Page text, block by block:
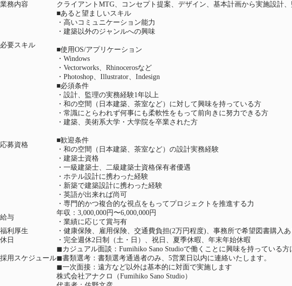
業務内容
クライアントMTG、コンセプト提案、デザイン、基本計画から実施設計
必要スキル
■あると望ましいスキル
・高いコミュニケーション能力
・建築以外のジャンルへの興味
■使用OS/アプリケーション
・Windows
・Vectorworks、Rhinocerosなど
・Photoshop、Illustrator、Indesign
応募資格
■必須条件
・設計、監理の実務経験1年以上
・和の空間（日本建築、茶室など）に対して興味を持っている方
・常識にとらわれず何事にも柔軟性をもって前向きに努力できる方
・建築、美術系大学・大学院を卒業された方
■歓迎条件
・和の空間（日本建築、茶室など）の設計実務経験
・建築士資格
・一級建築士、二級建築士資格保有者優遇
・ホテル設計に携わった経験
・新築で建築設計に携わった経験
・英語が出来れば尚可
・専門的かつ複合的な視点をもってプロジェクトを推進する力
給与
年収：3,000,000円〜6,000,000円
・業績に応じて賞与有
福利厚生
・健康保険、雇用保険、交通費負担(2万円程度)、事務所で希望図書購入
休日
・完全週休2日制（土・日）、祝日、夏季休暇、年末年始休暇
採用スケジュール
◼︎カジュアル面談：Fumihiko Sano Studioで働くことに興味を持っている
◼︎書類選考：書類選考通過者のみ、5営業日以内に連絡いたします。
◼︎一次面接：遠方など以外は基本的に対面で実施します
株式会社アナクロ（Fumihiko Sano Studio）